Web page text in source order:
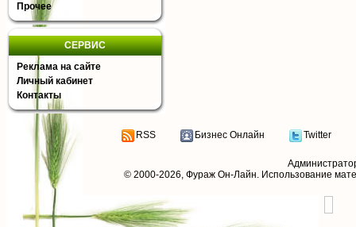
Прочее
СЕРВИС
Реклама на сайте
Личный кабинет
Контакты
RSS Бизнес Онлайн Twitter
© 2000-2026, Фураж Он-Лайн. Использование